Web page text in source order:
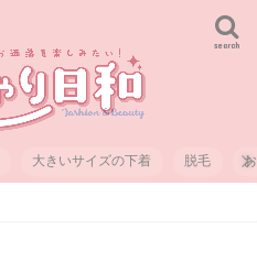
search
大きいサイズの下着 脱毛